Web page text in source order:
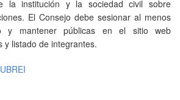
la institución y la sociedad civil sobre
El Consejo debe sesionar al menos
y mantener públicas en el sitio web
y listado de integrantes.